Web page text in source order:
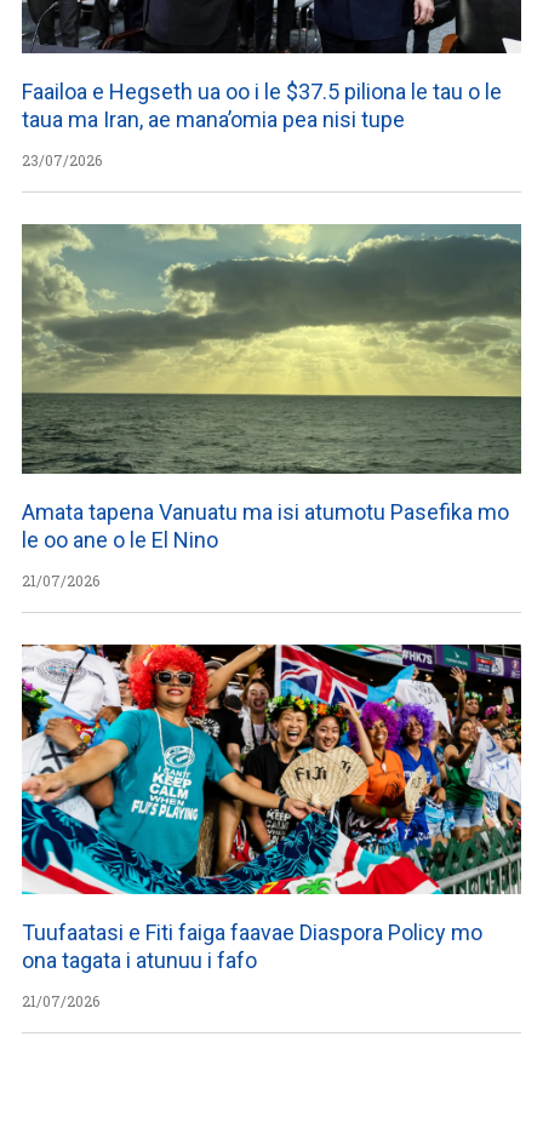
Faailoa e Hegseth ua oo i le $37.5 piliona le tau o le
taua ma Iran, ae mana’omia pea nisi tupe
23/07/2026
Amata tapena Vanuatu ma isi atumotu Pasefika mo
le oo ane o le El Nino
21/07/2026
Tuufaatasi e Fiti faiga faavae Diaspora Policy mo
ona tagata i atunuu i fafo
21/07/2026